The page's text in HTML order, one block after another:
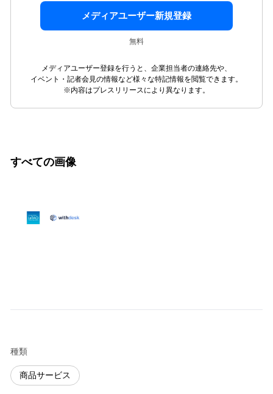
メディアユーザー新規登録
無料
メディアユーザー登録を行うと、企業担当者の連絡先や、
イベント・記者会見の情報など様々な特記情報を閲覧できます。
※内容はプレスリリースにより異なります。
すべての画像
種類
商品サービス